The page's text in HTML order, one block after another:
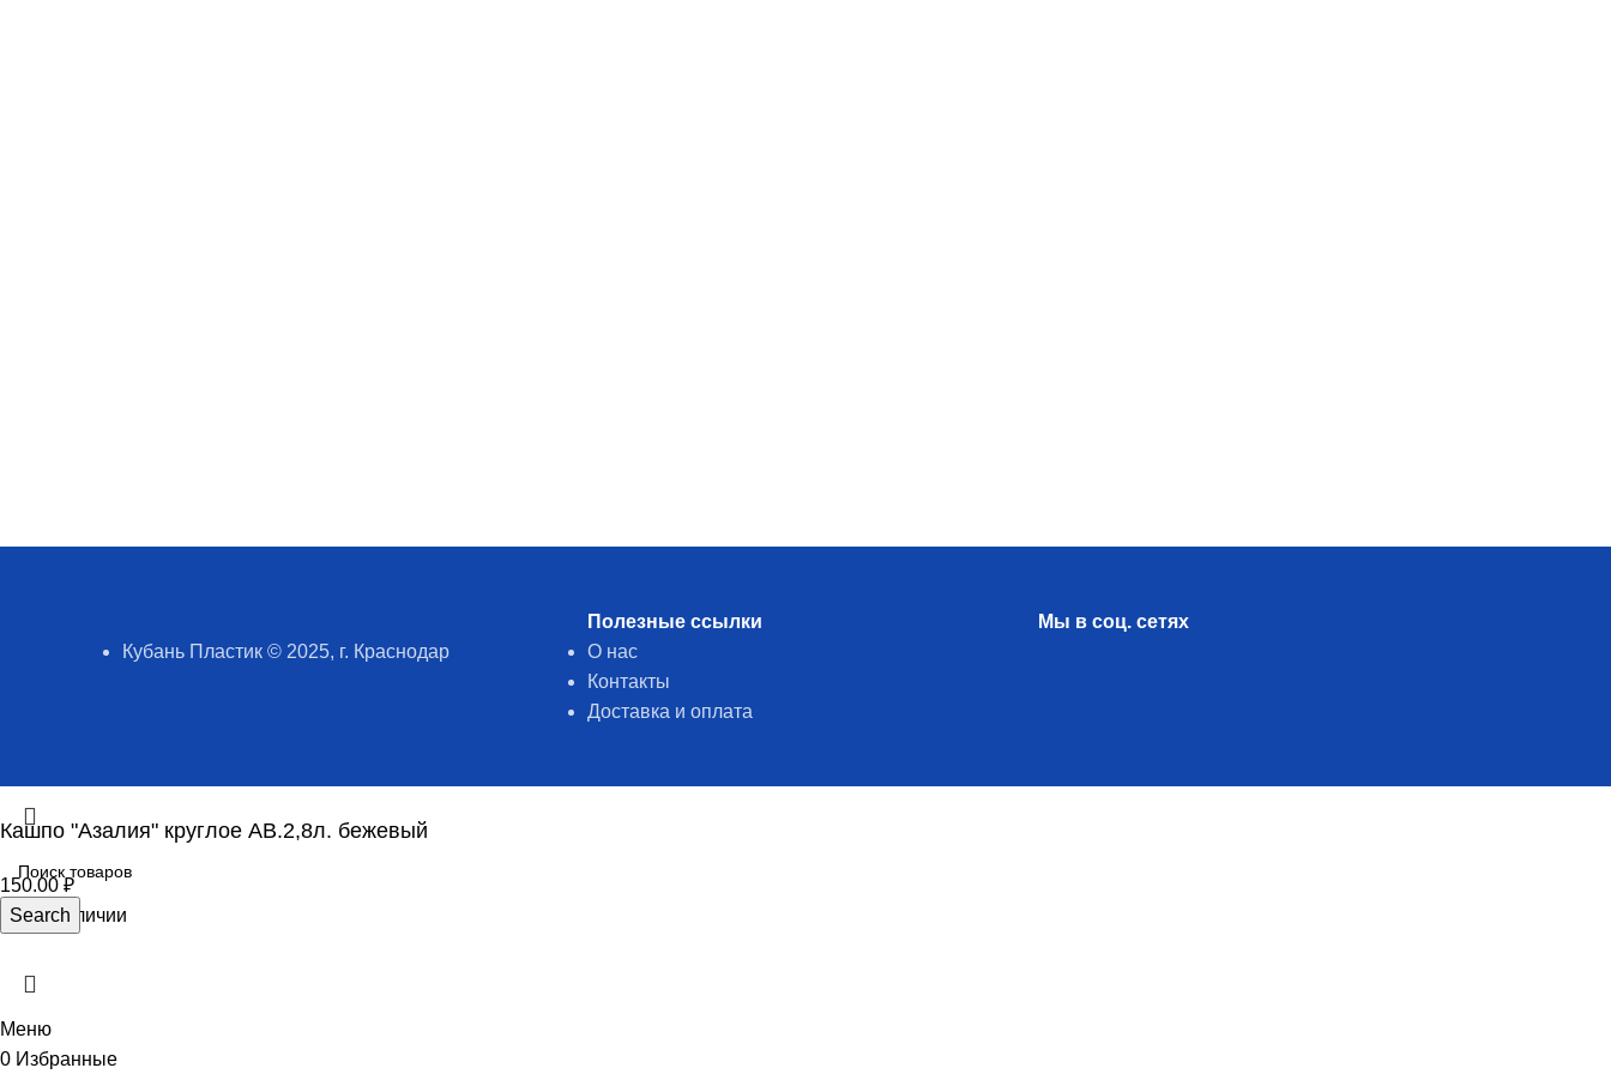
Кубань Пластик © 2025, г. Краснодар
Полезные ссылки
О нас
Контакты
Доставка и оплата
Мы в соц. сетях
Search
Кашпо "Азалия" круглое АВ.2,8л. бежевый
150.00 ₽
Нет в наличии
Меню
0 Избранные